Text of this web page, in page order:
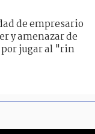
de empresario
y amenazar de
jugar al "rin